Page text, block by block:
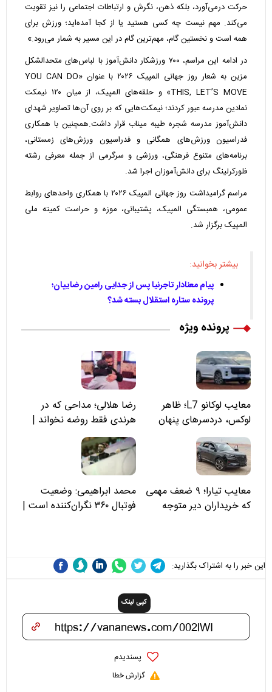
حرکت درمی‌آورد، بلکه ذهن، نگرش و ارتباطات اجتماعی را نیز تقویت
می‌کند. مهم نیست چه کسی هستید یا از کجا آمده‌اید؛ ورزش برای
همه است و نخستین گام، مهم‌ترین گام در این مسیر به شمار می‌رود.»
در ادامه این مراسم، ۷۰۰ ورزشکار دانش‌آموز با لباس‌های متحدالشکل
مزین به شعار روز جهانی المپیک ۲۰۲۶ با عنوان «YOU CAN DO
THIS, LET’S MOVE» و حلقه‌های المپیک، از میان ۱۲۰ نیمکت
نمادین مدرسه عبور کردند؛ نیمکت‌هایی که بر روی آن‌ها تصاویر شهدای
دانش‌آموز مدرسه شجره طیبه میناب قرار داشت.همچنین با همکاری
فدراسیون ورزش‌های همگانی و فدراسیون ورزش‌های زمستانی،
برنامه‌های متنوع فرهنگی، ورزشی و سرگرمی از جمله معرفی رشته
فلورکرلینگ برای دانش‌آموزان اجرا شد.
مراسم گرامیداشت روز جهانی المپیک ۲۰۲۶ با همکاری واحدهای روابط
عمومی، همبستگی المپیک، پشتیبانی، موزه و حراست کمیته ملی
المپیک برگزار شد.
بیشتر بخوانید:
پیام معنادار تاجرنیا پس از جدایی رامین رضاییان؛
پرونده ستاره استقلال بسته شد؟
پرونده ویژه
معایب لوکانو L7؛ ظاهر
لوکس، دردسرهای پنهان
رضا هلالی؛ مداحی که در
هرندی فقط روضه نخواند |
مسئولان «تکیه‌گاه آقا مرتضی
علی(ع)» را جدی‌تر ببینند
معایب تیارا؛ ۹ ضعف مهمی
که خریداران دیر متوجه
محمد ابراهیمی: وضعیت
فوتبال ۳۶۰ نگران‌کننده است |
این خبر را به اشتراک بگذارید:
کپی لینک
پسندیدم
گزارش خطا